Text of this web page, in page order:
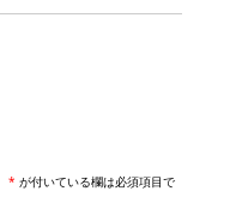
* が付いている欄は必須項目で